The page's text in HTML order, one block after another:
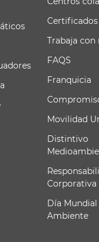
Certificados
Trabaja con
FAQS
Franquicia
Movilidad
Distintivo
Corporativa
Día
Ambiente